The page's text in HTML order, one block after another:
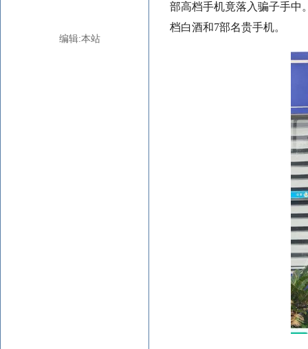
编辑:本站
部高档手机竟落入骗子手中
档白酒和7部名贵手机。